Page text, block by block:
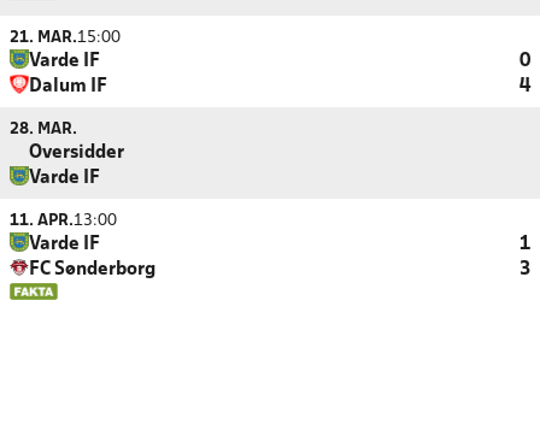
21. MAR.15:00
Varde IF
0
Dalum IF
4
28. MAR.
Oversidder
Varde IF
11. APR.13:00
Varde IF
1
FC Sønderborg
3